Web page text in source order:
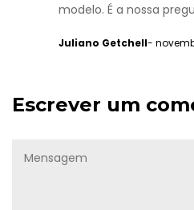
modelo. É a nossa
Juliano Getchell-
Escrever um